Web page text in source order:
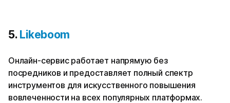
5. Likeboom
Онлайн-сервис работает напрямую без
посредников и предоставляет полный спектр
инструментов для искусственного повышения
вовлеченности на всех популярных платформах.